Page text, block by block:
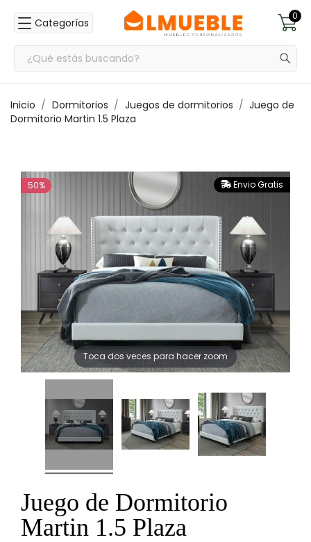
Categorías
0
Inicio Dormitorios Juegos de dormitorios
Juego de
Dormitorio Martin 1.5 Plaza
Envio Gratis
50%
Toca dos veces para hacer zoom
Juego de Dormitorio
Martin 1.5 Plaza